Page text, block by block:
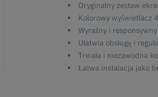
Oryginalny zestaw
Kolorowy wyświetlacz
Wyraźny i
Ułatwia obsługę i
Trwała i niezawodna
Łatwa instalacja jako